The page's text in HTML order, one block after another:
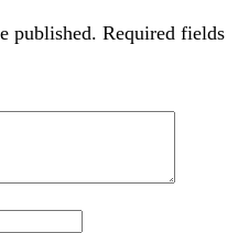
published. Required fields